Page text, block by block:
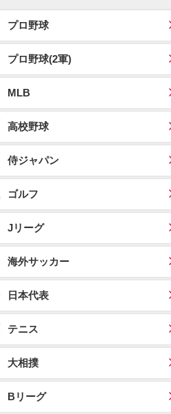
プロ野球
プロ野球(2軍)
MLB
高校野球
侍ジャパン
ゴルフ
Jリーグ
海外サッカー
日本代表
テニス
大相撲
Bリーグ